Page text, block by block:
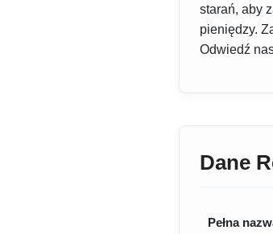
starań, aby
pieniędzy.
Odwiedź
Dane
Pełna